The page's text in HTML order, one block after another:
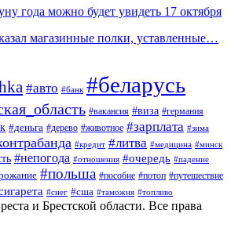
года можно будет увидеть 17 октября
магазинные полки, уставленные…
#авто #банк #беларусь
#вакансия #виза #германия
#деньга #дерево #животное #зарплата #зима
#кредит #литва #медицина #минск
#непогода #отношения #очередь #падение
#польша #пособие #потоп #путешествие
#снег #сша #таможня #топливо
и Брестской области. Все права